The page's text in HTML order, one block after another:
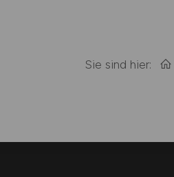
Sie sind hier: